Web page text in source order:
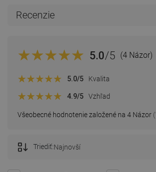
Recenzie
5.0/5 (4 Názor)
Všeobecné hodnotenie založené na 4 Názor
5.0/5 Kvalita
4.9/5 Vzhľad
Triediť:Najnovší